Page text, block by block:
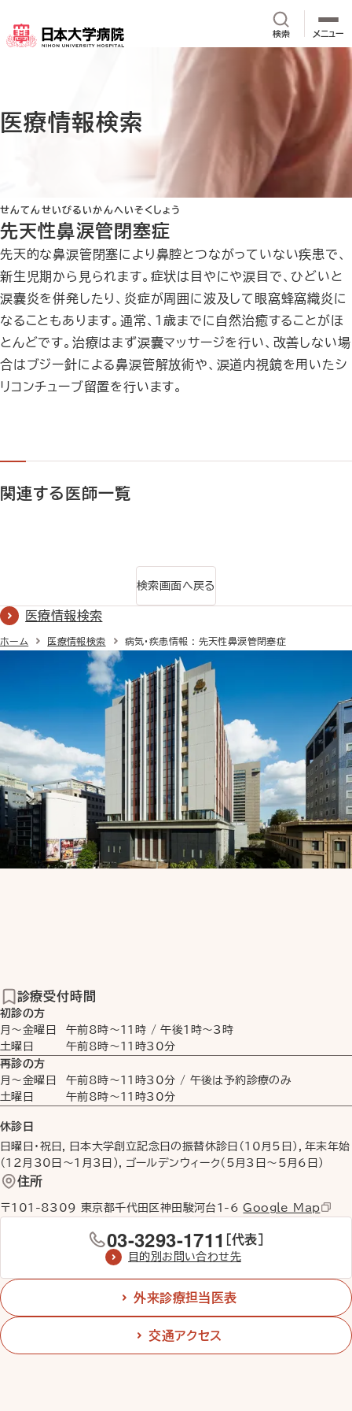
検索サイト内検
メニュー
医療情報検索
先天性鼻涙管閉塞症
せんてんせいびるいかんへいそくしょう
先天的な鼻涙管閉塞により鼻腔とつながっていない疾患で、
新生児期から見られます。症状は目やにや涙目で、ひどいと
涙囊炎を併発したり、炎症が周囲に波及して眼窩蜂窩織炎に
なることもあります。通常、１歳までに自然治癒することがほ
とんどです。治療はまず涙囊マッサージを行い、改善しない場
合はブジー針による鼻涙管解放術や、涙道内視鏡を用いたシ
リコンチューブ留置を行います。
関連する医師一覧
検索画面へ戻る
医療情報検索
ホーム 医療情報検索 病気・疾患情報 : 先天性鼻涙管閉塞症
診療受付時間
初診の方
月〜金曜日
午前8時〜11時 /午後1時〜3時
土曜日
午前8時〜11時30分
再診の方
月〜金曜日
午前8時〜11時30分 / 午後は予約診療のみ
土曜日
午前8時〜11時30分
休診日
日曜日・祝日，日本大学創立記念日の振替休診日（10月5日），年末年始
（12月30日〜1月3日），ゴールデンウィーク（5月3日〜5月6日）
住所
〒101-8309 東京都千代田区神田駿河台1-6Google Map
03-3293-1711 ［代表］
目的別お問い合わせ先
外来診療担当医表
交通アクセス